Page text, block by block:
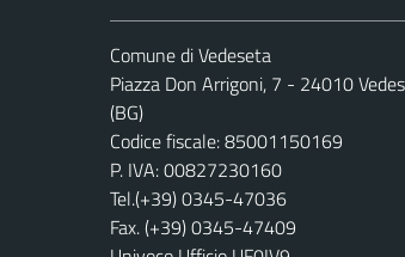
Comune di Vedeseta
Piazza Don Arrigoni, 7 - 24010
(BG)
Codice fiscale: 85001150169
P. IVA: 00827230160
Tel.(+39) 0345-47036
Fax. (+39) 0345-47409